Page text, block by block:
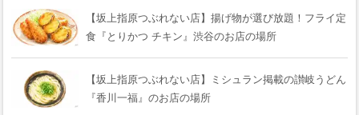
【坂上指原つぶれない店】揚げ物が選び放題！フライ定
食『とりかつ チキン』渋谷のお店の場所
【坂上指原つぶれない店】ミシュラン掲載の讃岐うどん
『香川一福』のお店の場所